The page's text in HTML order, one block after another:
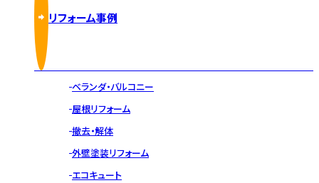
リフォーム事例
ベランダ・バルコニー
屋根リフォーム
撤去・解体
外壁塗装リフォーム
エコキュート